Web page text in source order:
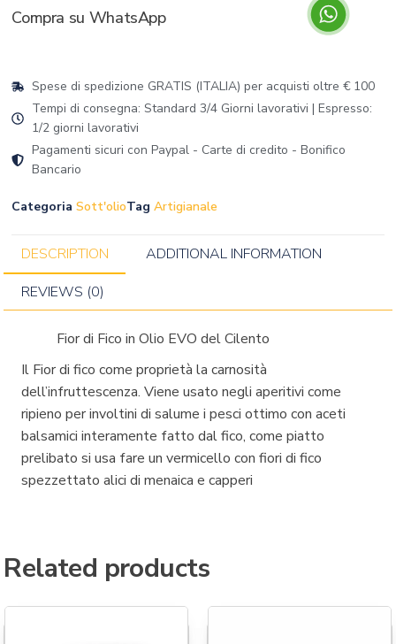
Compra su WhatsApp
Spese di spedizione GRATIS (ITALIA) per acquisti oltre € 100
Tempi di consegna: Standard 3/4 Giorni lavorativi | Espresso:
1/2 giorni lavorativi
Pagamenti sicuri con Paypal - Carte di credito - Bonifico
Bancario
Categoria Sott'olioTag Artigianale
DESCRIPTION
ADDITIONAL INFORMATION
REVIEWS (0)
Fior di Fico in Olio EVO del Cilento
Il Fior di fico come proprietà la carnosità
dell’infruttescenza. Viene usato negli aperitivi come
ripieno per involtini di salume i pesci ottimo con aceti
balsamici interamente fatto dal fico, come piatto
prelibato si usa fare un vermicello con fiori di fico
spezzettato alici di menaica e capperi
Related products